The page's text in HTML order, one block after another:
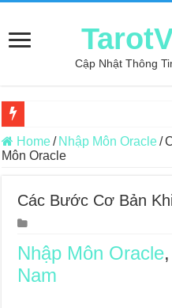
Cập Nhật Thông
Review may áo thun tại xưởng
Konxari Cards – Trải Nghiệm
Querent Tìm Đến Nhiều Tarot
Journey Of Love Oracle – Lá
Journey Of Love Oracle – Lá
Home/ Nhập Môn Oracle/
Môn Oracle
Các Bước Cơ Bản
Nhập Môn Oracle,
Nam